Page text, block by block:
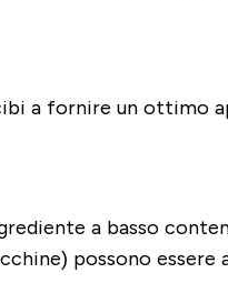
a fornire un
a basso
possono